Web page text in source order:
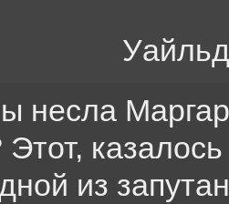
Уайльд
несла
из